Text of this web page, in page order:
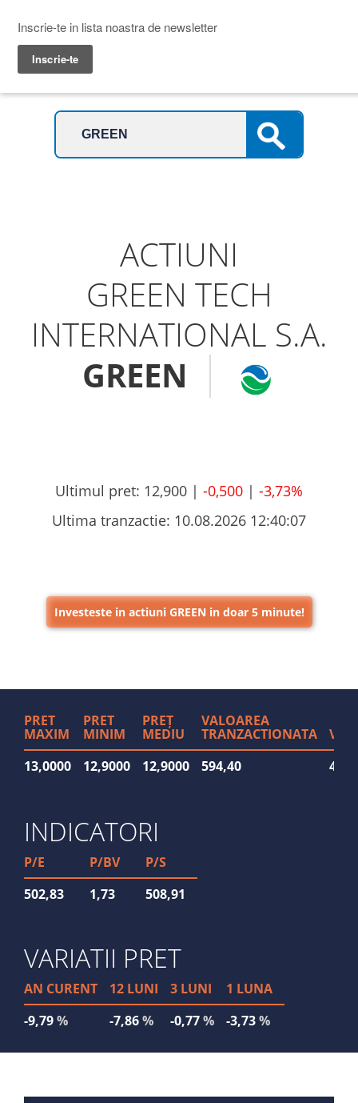
Menu
Prime Transaction
ACTIUNI
GREEN TECH
INTERNATIONAL S.A.
GREEN
Ultimul pret: 12,900 | -0,500 | -3,73%
Ultima tranzactie: 10.08.2026 12:40:07
Investeste in actiuni GREEN in doar 5 minute!
PRET
MAXIM
PRET
MINIM
PREȚ
MEDIU
VALOAREA
TRANZACTIONATA
13,0000
12,9000 12,9000 594,40 46
INDICATORI
P/E P/BV
P/S
502,83
1,73 508,91
VARIATII PRET
AN CURENT 12 LUNI 3 LUNI
1 LUNA
-9,79% -7,86% -0,77% -3,73%